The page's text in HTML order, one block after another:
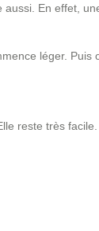
En effet,
léger. Puis
reste très